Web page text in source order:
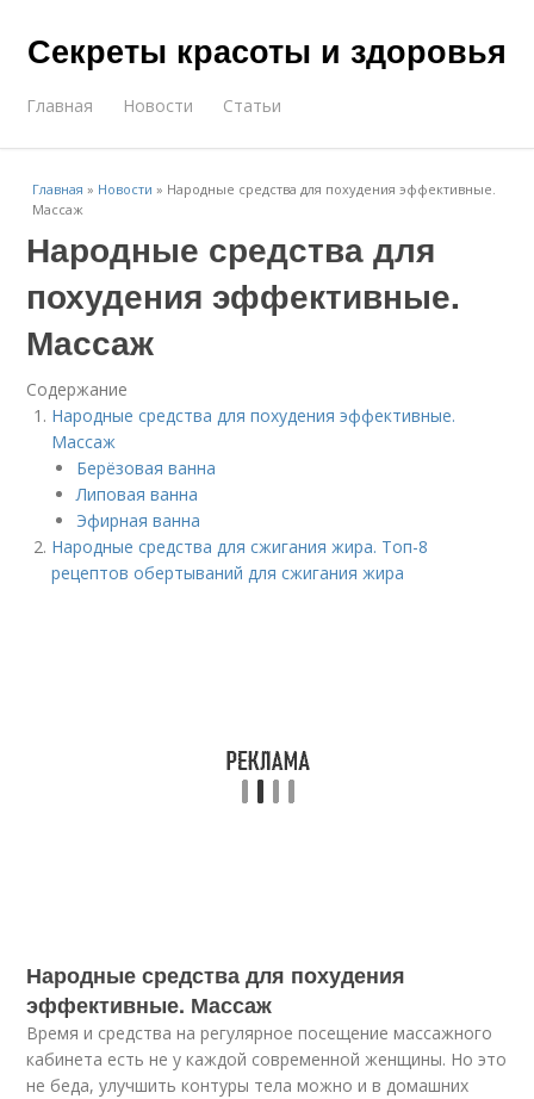
Секреты красоты и здоровья
Главная Новости Статьи
Главная » Новости » Народные средства для похудения эффективные.
Массаж
Народные средства для
похудения эффективные.
Массаж
Содержание
Народные средства для похудения эффективные.
Массаж
Берёзовая ванна
Липовая ванна
Эфирная ванна
Народные средства для сжигания жира. Топ-8
рецептов обертываний для сжигания жира
Народные средства для похудения
эффективные. Массаж
Время и средства на регулярное посещение массажного
кабинета есть не у каждой современной женщины. Но это
не беда, улучшить контуры тела можно и в домашних